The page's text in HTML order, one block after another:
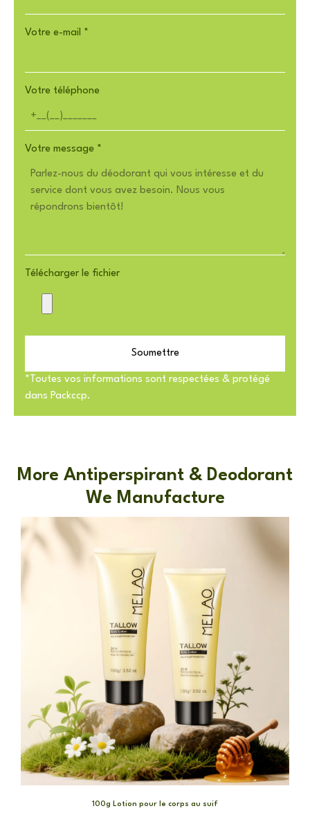
Votre e-mail *
Votre téléphone
Votre message *
Télécharger le fichier
Soumettre
*Toutes vos informations sont respectées & protégé
dans Packccp.
More Antiperspirant & Deodorant
We Manufacture
100g Lotion pour le corps au suif